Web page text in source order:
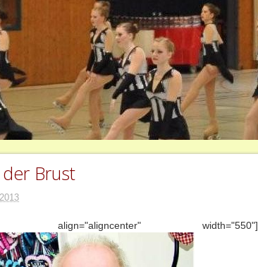
Brust
align="aligncenter" width="550"]